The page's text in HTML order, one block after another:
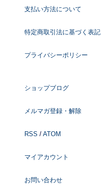
支払い方法について
特定商取引法に基づく表記
プライバシーポリシー
ショップブログ
メルマガ登録・解除
RSS / ATOM
マイアカウント
お問い合わせ